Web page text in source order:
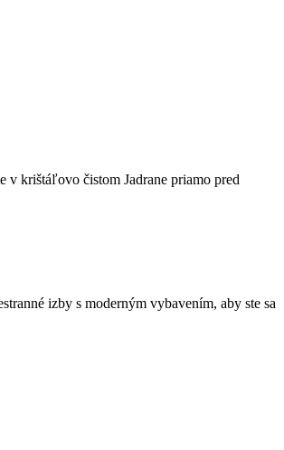
v krištáľovo čistom Jadrane priamo pred
izby s moderným vybavením, aby ste sa